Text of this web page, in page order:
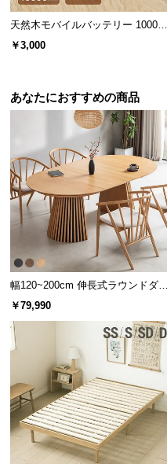
天然木モバイルバッテリー 10000m
Ah USB-C/USB-A 2台同時充電対応
￥3,000
あなたにおすすめの商品
幅120~200cm 伸長式ラウンドダイ
ニングテーブル 6人掛け 天然木突
板 美しい格子デザイン
￥79,990